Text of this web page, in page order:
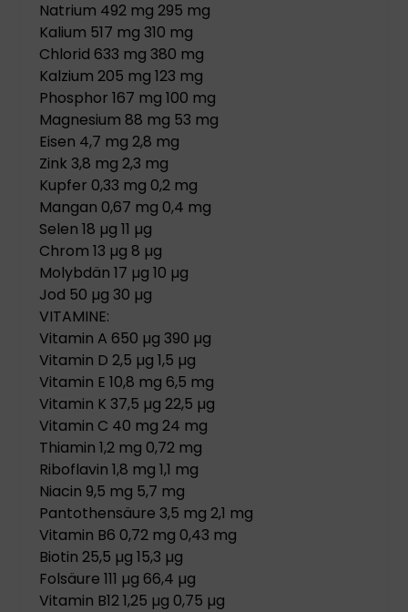
Natrium 492 mg 295 mg
Kalium 517 mg 310 mg
Chlorid 633 mg 380 mg
Kalzium 205 mg 123 mg
Phosphor 167 mg 100 mg
Magnesium 88 mg 53 mg
Eisen 4,7 mg 2,8 mg
Zink 3,8 mg 2,3 mg
Kupfer 0,33 mg 0,2 mg
Mangan 0,67 mg 0,4 mg
Selen 18 µg 11 µg
Chrom 13 µg 8 µg
Molybdän 17 µg 10 µg
Jod 50 µg 30 µg
VITAMINE:
Vitamin A 650 µg 390 µg
Vitamin D 2,5 µg 1,5 µg
Vitamin E 10,8 mg 6,5 mg
Vitamin K 37,5 µg 22,5 µg
Vitamin C 40 mg 24 mg
Thiamin 1,2 mg 0,72 mg
Riboflavin 1,8 mg 1,1 mg
Niacin 9,5 mg 5,7 mg
Pantothensäure 3,5 mg 2,1 mg
Vitamin B6 0,72 mg 0,43 mg
Biotin 25,5 µg 15,3 µg
Folsäure 111 µg 66,4 µg
Vitamin B12 1,25 µg 0,75 µg